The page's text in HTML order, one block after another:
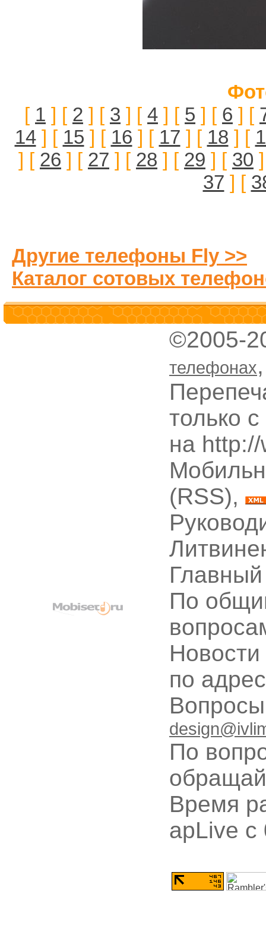
[ 1 ] [ 2 ] [ 3 ] [ 4 ] [ 5 ] [ 6 ] [
14] [ 15 ] [ 16 ] [ 17 ] [ 18 ] [
] [ 26 ] [ 27 ] [ 28 ] [ 29 ] [ 30
37 ] [
Другие телефоны Fly >>
Каталог сотовых
©2005-
телефонах
только
на
(RSS),
По
по
По
Время
apLive c